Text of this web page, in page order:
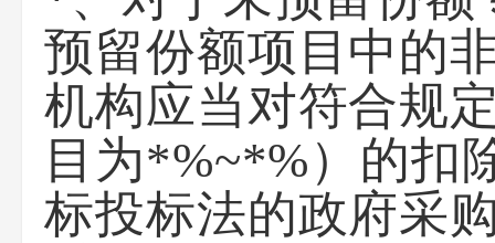
预留份额项目中的
机构应当对符合规
目为*%~*%）的扣
标投标法的政府采